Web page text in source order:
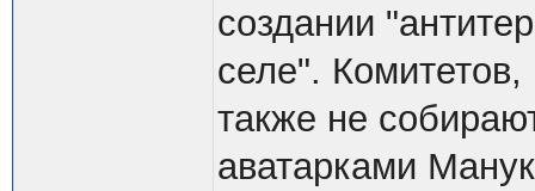
создании
селе". Комитетов,
также не
аватарками